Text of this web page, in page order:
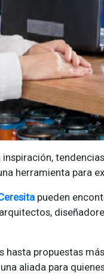
herramienta para
pueden
hasta propuestas
aliada para